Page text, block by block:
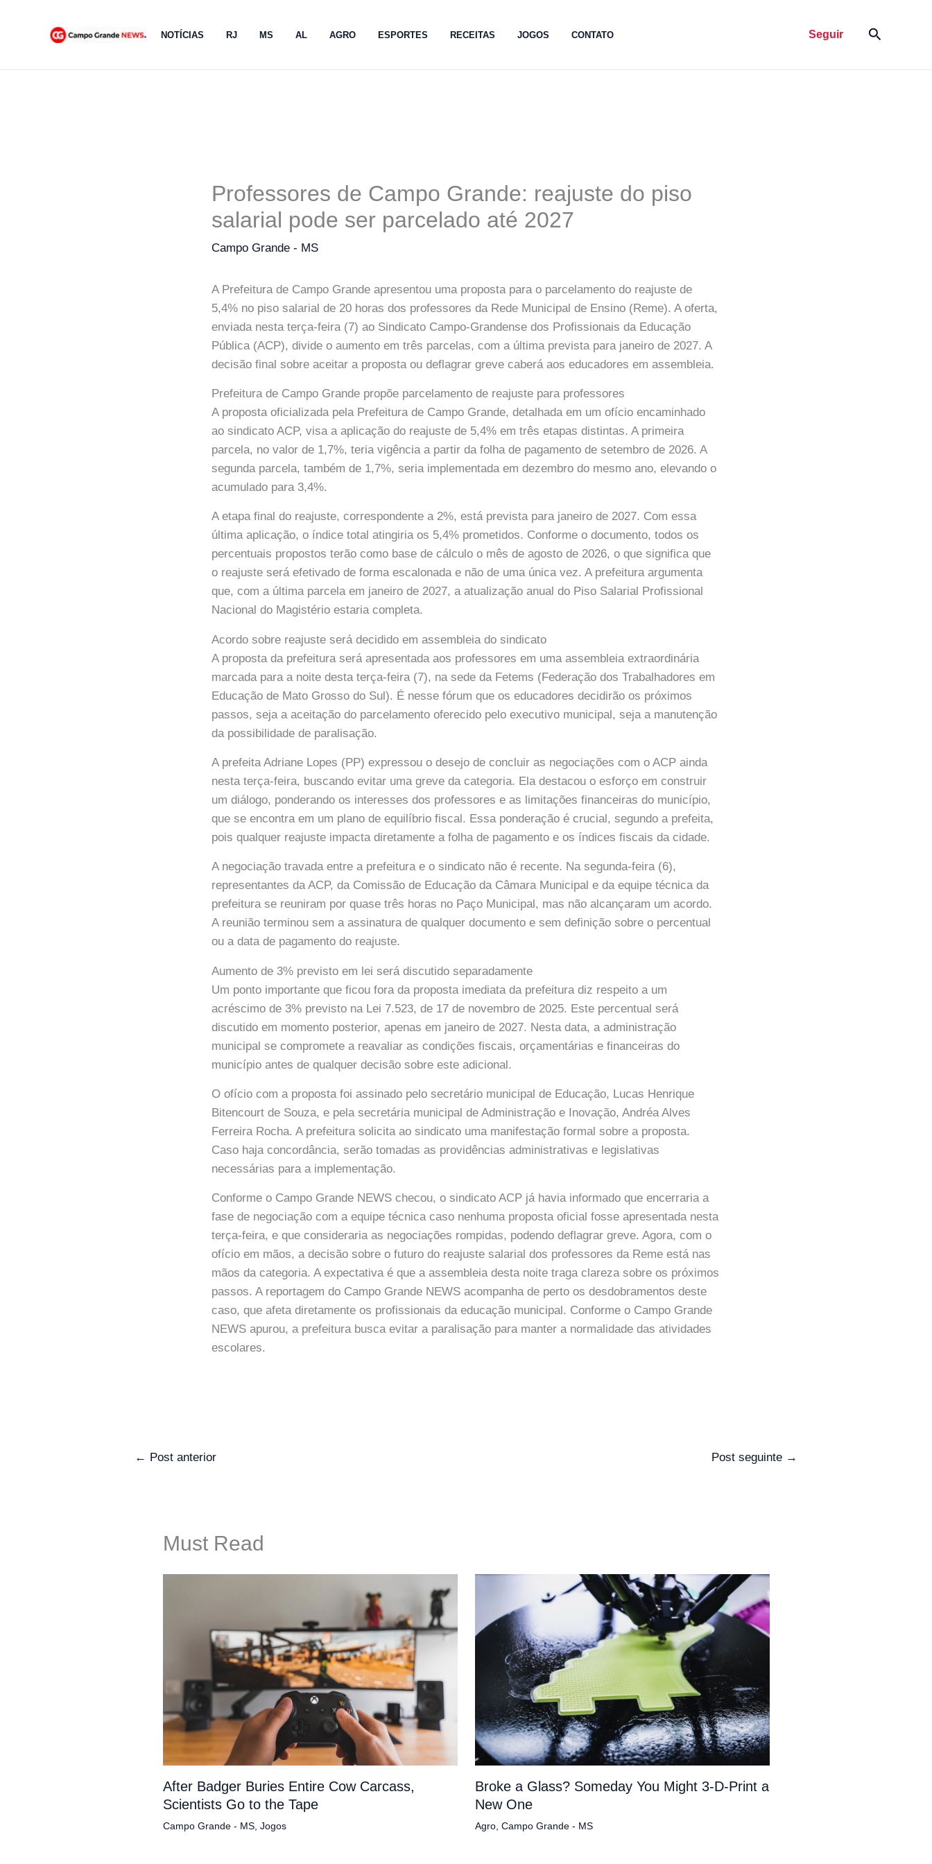
NOTÍCIAS RJ MS AL AGRO ESPORTES RECEITAS JOGOS CONTATO Seguir Pesquisar
Professores de Campo Grande: reajuste do piso
salarial pode ser parcelado até 2027
Campo Grande - MS
A Prefeitura de Campo Grande apresentou uma proposta para o parcelamento do reajuste de
5,4% no piso salarial de 20 horas dos professores da Rede Municipal de Ensino (Reme). A oferta,
enviada nesta terça-feira (7) ao Sindicato Campo-Grandense dos Profissionais da Educação
Pública (ACP), divide o aumento em três parcelas, com a última prevista para janeiro de 2027. A
decisão final sobre aceitar a proposta ou deflagrar greve caberá aos educadores em assembleia.
Prefeitura de Campo Grande propõe parcelamento de reajuste para professores
A proposta oficializada pela Prefeitura de Campo Grande, detalhada em um ofício encaminhado
ao sindicato ACP, visa a aplicação do reajuste de 5,4% em três etapas distintas. A primeira
parcela, no valor de 1,7%, teria vigência a partir da folha de pagamento de setembro de 2026. A
segunda parcela, também de 1,7%, seria implementada em dezembro do mesmo ano, elevando o
acumulado para 3,4%.
A etapa final do reajuste, correspondente a 2%, está prevista para janeiro de 2027. Com essa
última aplicação, o índice total atingiria os 5,4% prometidos. Conforme o documento, todos os
percentuais propostos terão como base de cálculo o mês de agosto de 2026, o que significa que
o reajuste será efetivado de forma escalonada e não de uma única vez. A prefeitura argumenta
que, com a última parcela em janeiro de 2027, a atualização anual do Piso Salarial Profissional
Nacional do Magistério estaria completa.
Acordo sobre reajuste será decidido em assembleia do sindicato
A proposta da prefeitura será apresentada aos professores em uma assembleia extraordinária
marcada para a noite desta terça-feira (7), na sede da Fetems (Federação dos Trabalhadores em
Educação de Mato Grosso do Sul). É nesse fórum que os educadores decidirão os próximos
passos, seja a aceitação do parcelamento oferecido pelo executivo municipal, seja a manutenção
da possibilidade de paralisação.
A prefeita Adriane Lopes (PP) expressou o desejo de concluir as negociações com o ACP ainda
nesta terça-feira, buscando evitar uma greve da categoria. Ela destacou o esforço em construir
um diálogo, ponderando os interesses dos professores e as limitações financeiras do município,
que se encontra em um plano de equilíbrio fiscal. Essa ponderação é crucial, segundo a prefeita,
pois qualquer reajuste impacta diretamente a folha de pagamento e os índices fiscais da cidade.
A negociação travada entre a prefeitura e o sindicato não é recente. Na segunda-feira (6),
representantes da ACP, da Comissão de Educação da Câmara Municipal e da equipe técnica da
prefeitura se reuniram por quase três horas no Paço Municipal, mas não alcançaram um acordo.
A reunião terminou sem a assinatura de qualquer documento e sem definição sobre o percentual
ou a data de pagamento do reajuste.
Aumento de 3% previsto em lei será discutido separadamente
Um ponto importante que ficou fora da proposta imediata da prefeitura diz respeito a um
acréscimo de 3% previsto na Lei 7.523, de 17 de novembro de 2025. Este percentual será
discutido em momento posterior, apenas em janeiro de 2027. Nesta data, a administração
municipal se compromete a reavaliar as condições fiscais, orçamentárias e financeiras do
município antes de qualquer decisão sobre este adicional.
O ofício com a proposta foi assinado pelo secretário municipal de Educação, Lucas Henrique
Bitencourt de Souza, e pela secretária municipal de Administração e Inovação, Andréa Alves
Ferreira Rocha. A prefeitura solicita ao sindicato uma manifestação formal sobre a proposta.
Caso haja concordância, serão tomadas as providências administrativas e legislativas
necessárias para a implementação.
Conforme o Campo Grande NEWS checou, o sindicato ACP já havia informado que encerraria a
fase de negociação com a equipe técnica caso nenhuma proposta oficial fosse apresentada nesta
terça-feira, e que consideraria as negociações rompidas, podendo deflagrar greve. Agora, com o
ofício em mãos, a decisão sobre o futuro do reajuste salarial dos professores da Reme está nas
mãos da categoria. A expectativa é que a assembleia desta noite traga clareza sobre os próximos
passos. A reportagem do Campo Grande NEWS acompanha de perto os desdobramentos deste
caso, que afeta diretamente os profissionais da educação municipal. Conforme o Campo Grande
NEWS apurou, a prefeitura busca evitar a paralisação para manter a normalidade das atividades
escolares.
← Post anterior Post seguinte →
Must Read
After Badger Buries Entire Cow Carcass,
Scientists Go to the Tape
Campo Grande - MS, Jogos
Broke a Glass? Someday You Might 3-D-Print a
New One
Agro, Campo Grande - MS